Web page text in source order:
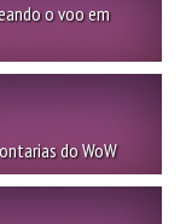
o voo em
do WoW